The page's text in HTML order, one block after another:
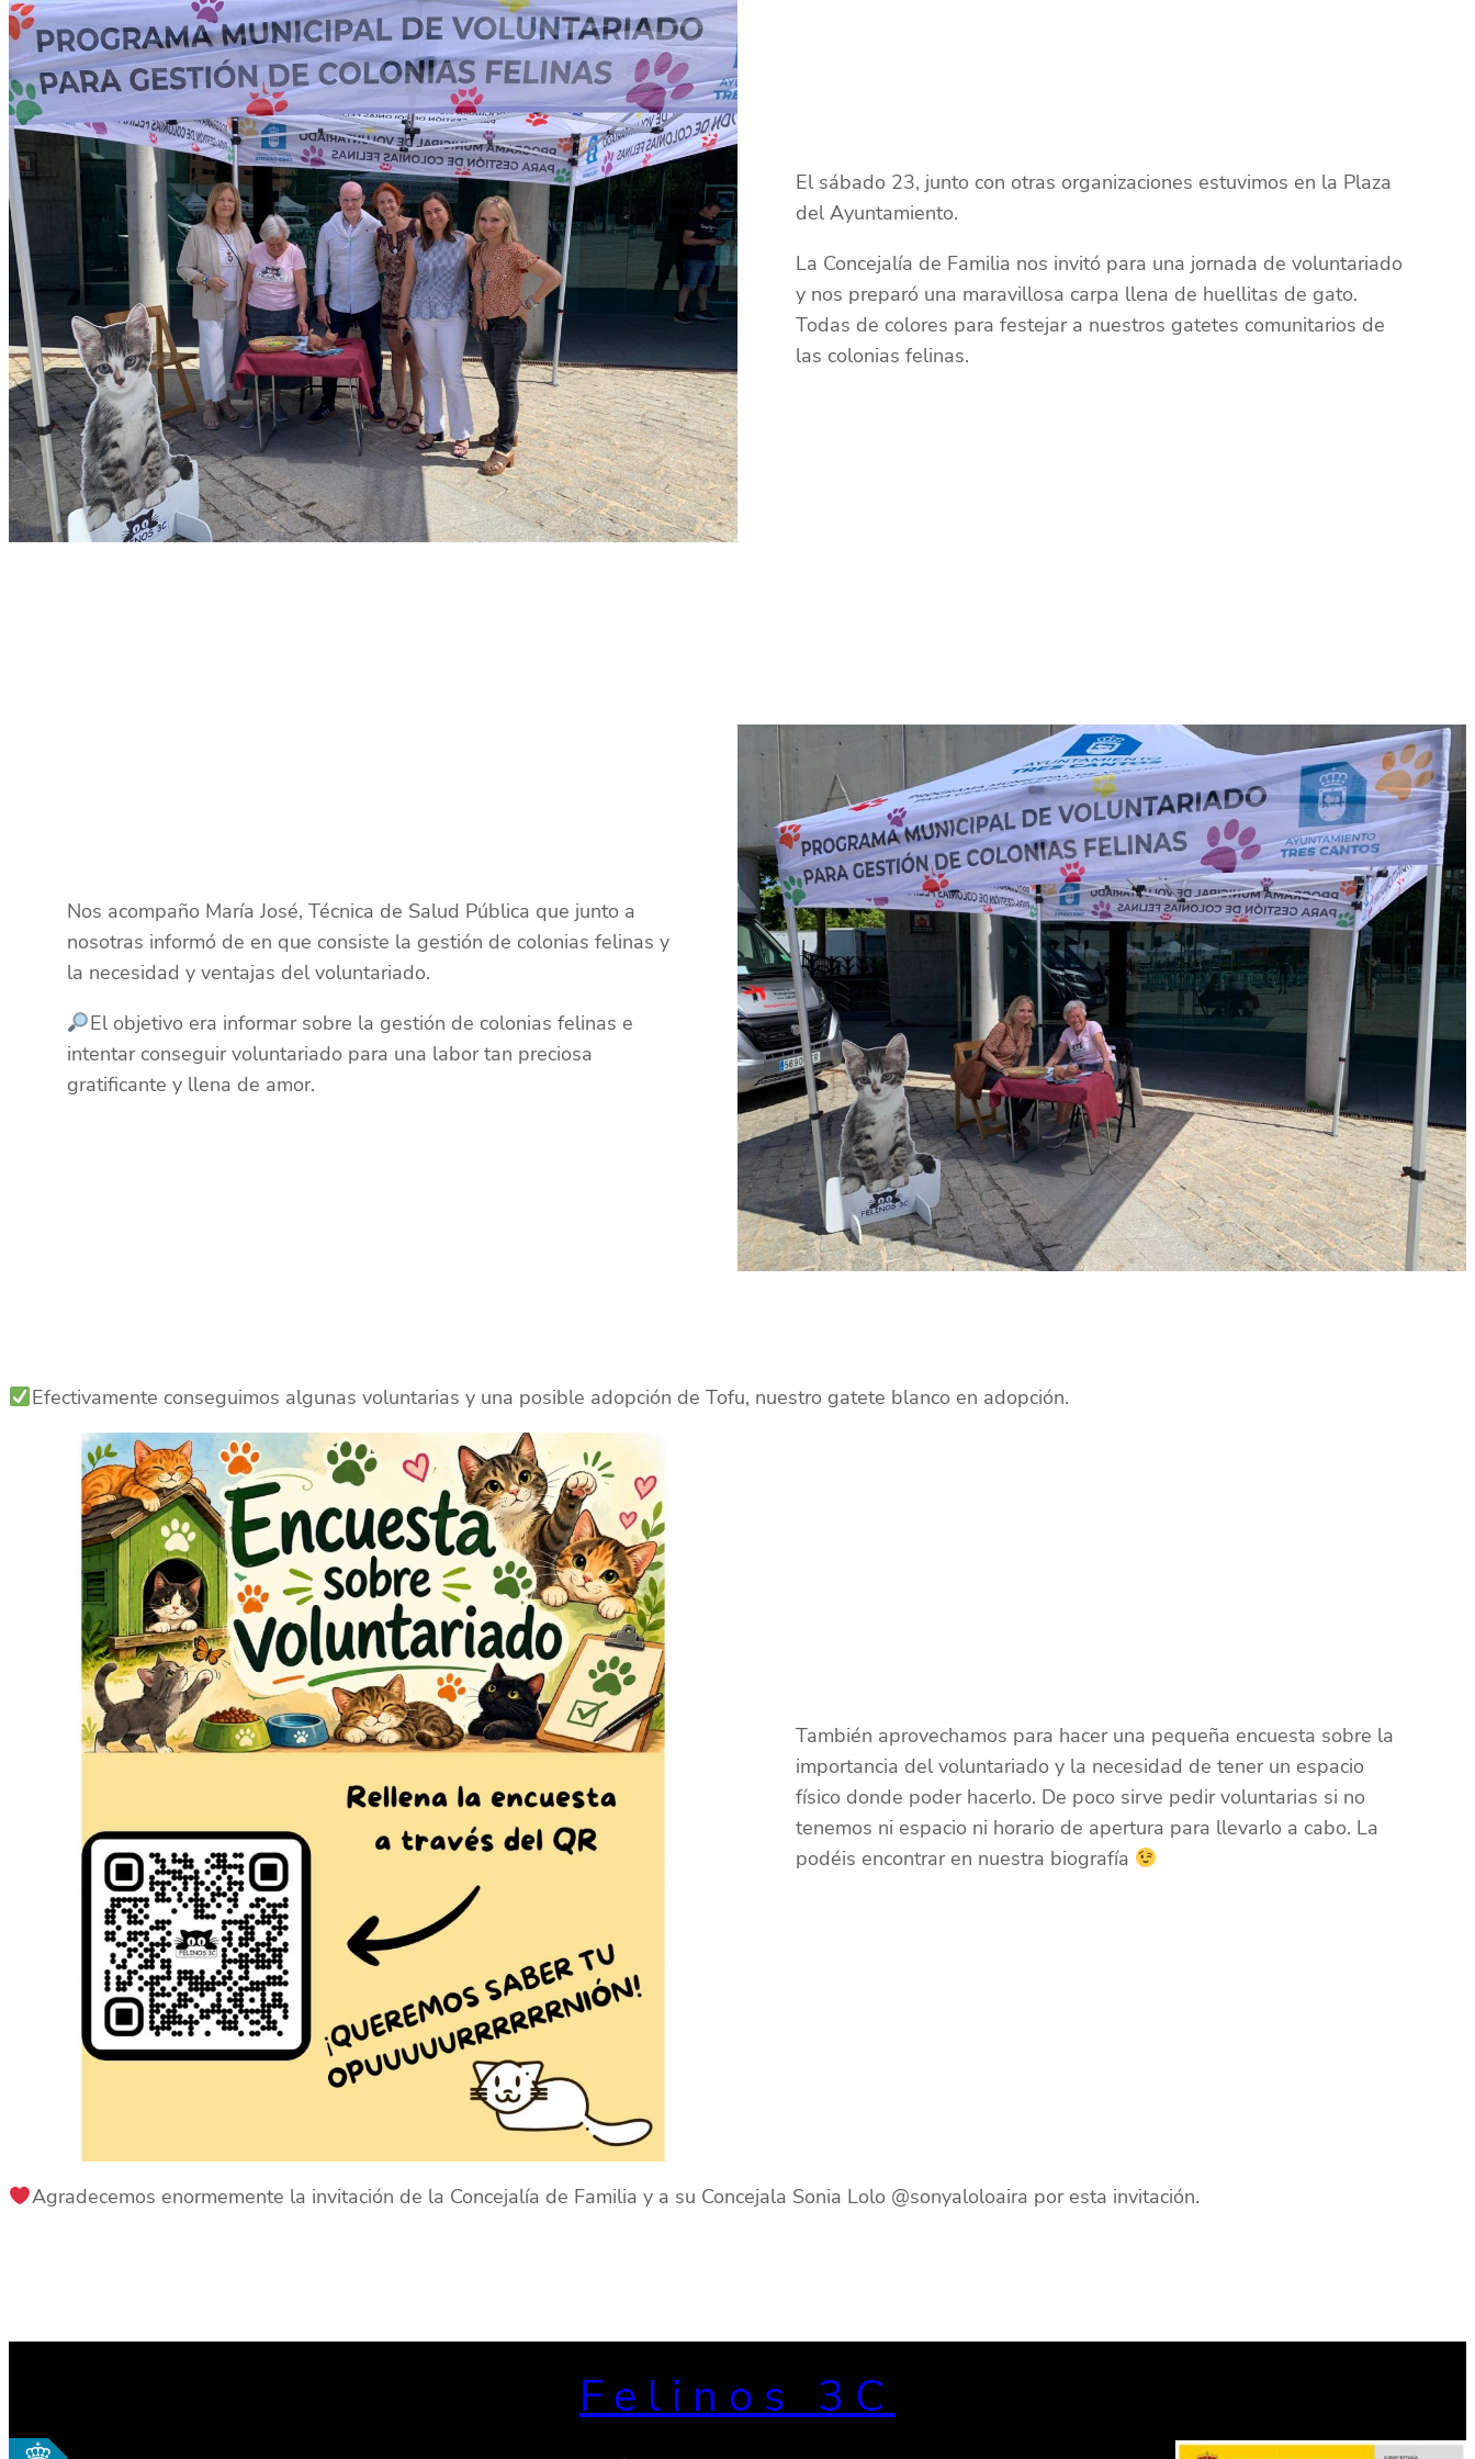
El sábado 23, junto con otras organizaciones estuvimos en la Plaza
del Ayuntamiento.
La Concejalía de Familia nos invitó para una jornada de voluntariado
y nos preparó una maravillosa carpa llena de huellitas de gato.
Todas de colores para festejar a nuestros gatetes comunitarios de
las colonias felinas.
Nos acompaño María José, Técnica de Salud Pública que junto a
nosotras informó de en que consiste la gestión de colonias felinas y
la necesidad y ventajas del voluntariado.
El objetivo era informar sobre la gestión de colonias felinas e
intentar conseguir voluntariado para una labor tan preciosa
gratificante y llena de amor.
Efectivamente conseguimos algunas voluntarias y una posible adopción de Tofu, nuestro gatete blanco en adopción.
También aprovechamos para hacer una pequeña encuesta sobre la
importancia del voluntariado y la necesidad de tener un espacio
físico donde poder hacerlo. De poco sirve pedir voluntarias si no
tenemos ni espacio ni horario de apertura para llevarlo a cabo. La
podéis encontrar en nuestra biografía
Agradecemos enormemente la invitación de la Concejalía de Familia y a su Concejala Sonia Lolo @sonyaloloaira por esta invitación.
Felinos 3C